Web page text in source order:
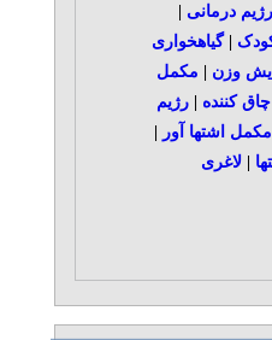
درمانی
|گیاهخواری
وزن
مکمل
کننده |رژیم
مکمل اشتها آور
|لاغری